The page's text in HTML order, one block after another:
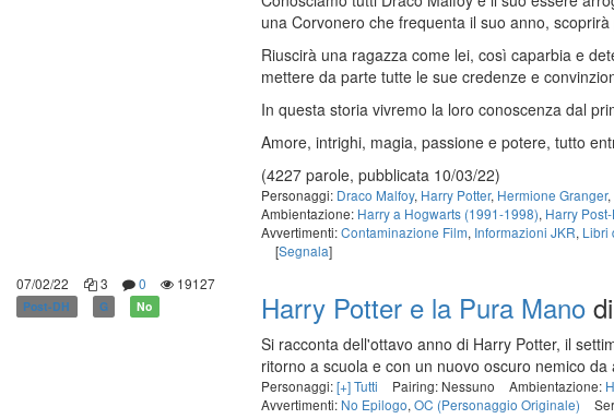
una Corvonero che frequenta il suo anno,
Riuscirà una ragazza come lei, così caparbia e
mettere da parte tutte le sue credenze e
In questa storia vivremo la loro conoscenza dal
Amore, intrighi, magia, passione e potere, tutto
(4227 parole, pubblicata 10/03/22)
Personaggi: Draco Malfoy, Harry Potter, Hermione Granger,
Ambientazione: Harry a Hogwarts (1991-1998), Harry
Avvertimenti:Contaminazione Film, Informazioni JKR, Libri
[Segnala]
07/02/22
3 0 19127
Post-DH G No Harry Potter e la Pura Mano di
Si racconta dell'ottavo anno di Harry Potter, il
ritorno a scuola e con un nuovo oscuro nemico da
Personaggi:[+] Tutti Pairing: Nessuno Ambientazione:
Avvertimenti: No Epilogo, OC (Personaggio Originale)